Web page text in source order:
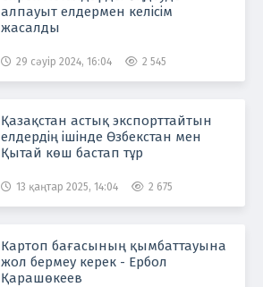
алпауыт елдермен келісім
жасалды
29 сәуір 2024, 16:04 2 545
Қазақстан астық экспорттайтын
елдердің ішінде Өзбекстан мен
Қытай көш бастап тұр
13 қаңтар 2025, 14:04 2 675
Картоп бағасының қымбаттауына
жол бермеу керек - Ербол
Қарашөкеев